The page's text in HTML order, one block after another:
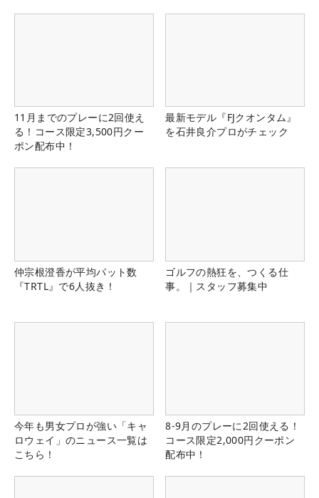
11月までのプレーに2回使え
る！コース限定3,500円クー
ポン配布中！
最新モデル『FJクオンタム』
を石井良介プロがチェック
仲宗根澄香が平均パット数
『TRTL』で6人抜き！
ゴルフの熱狂を、つくる仕
事。｜スタッフ募集中
今年も男女プロが強い「キャ
ロウェイ」のニュース一覧は
こちら！
8-9月のプレーに2回使える！
コース限定2,000円クーポン
配布中！